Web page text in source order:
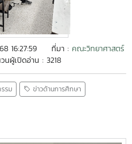
16:27:59 ที่มา : คณะวิทยาศาสตร์
นผู้เปิดอ่าน : 3218
รม ข่าวด้านการศึกษา